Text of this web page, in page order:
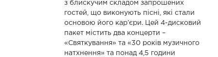
з блискучим складом запрошених
гостей, що виконують пісні, які стали
основою його кар’єри. Цей 4-дисковий
пакет містить два концерти –
«Святкування» та «30 років музичного
натхнення» та понад 4,5 години